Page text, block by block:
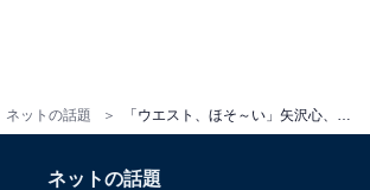
ネットの話題
ネットの話題